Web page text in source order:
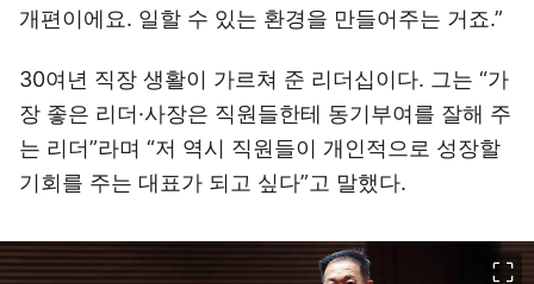
개편이에요. 일할 수 있는 환경을 만들어주는 거죠.”
30여년 직장 생활이 가르쳐 준 리더십이다. 그는 “가
장 좋은 리더·사장은 직원들한테 동기부여를 잘해 주
는 리더”라며 “저 역시 직원들이 개인적으로 성장할
기회를 주는 대표가 되고 싶다”고 말했다.